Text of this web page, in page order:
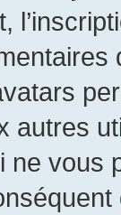
autres
ne vous